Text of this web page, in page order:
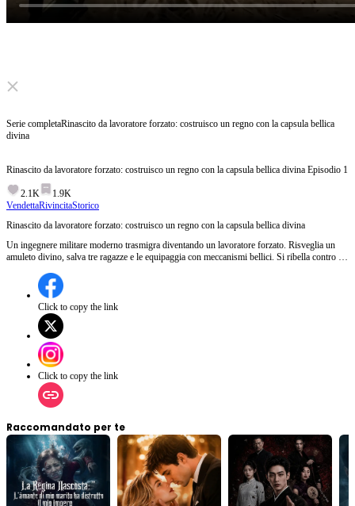
Click to unmute
Serie completaRinascito da lavoratore forzato: costruisco un regno con la capsula bellica
divina
Rinascito da lavoratore forzato: costruisco un regno con la capsula bellica divina Episodio 1
2.1K
1.9K
VendettaRivincitaStorico
Rinascito da lavoratore forzato: costruisco un regno con la capsula bellica divina
Un ingegnere militare moderno trasmigra diventando un lavoratore forzato. Risveglia un
amuleto divino, salva tre ragazze e le equipaggia con meccanismi bellici. Si ribella contro la
fonda un nuovo regno giusto e prospero.
Click to copy the link
Click to copy the link
Raccomandato per te